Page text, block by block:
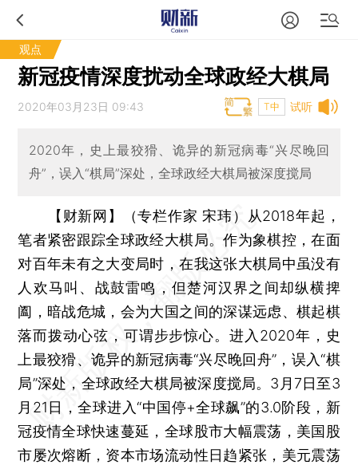
观点
新冠疫情深度扰动全球政经大棋局
试听
2020年03月23日 09:43 T中
2020年，史上最狡猾、诡异的新冠病毒“兴尽晚回
舟”，误入“棋局”深处，全球政经大棋局被深度搅局
【财新网】（专栏作家 宋玮）
从2018年起，
笔者紧密跟踪全球政经大棋局。作为象棋控，在面
对百年未有之大变局时，在我这张大棋局中虽没有
人欢马叫、战鼓雷鸣，但楚河汉界之间却纵横捭
阖，暗战危城，会为大国之间的深谋远虑、棋起棋
落而拨动心弦，可谓步步惊心。进入2020年，史
上最狡猾、诡异的新冠病毒“兴尽晚回舟”，误入“棋
局”深处，全球政经大棋局被深度搅局。3月7日至3
月21日，全球进入“中国停+全球飙”的3.0阶段，新
冠疫情全球快速蔓延，全球股市大幅震荡，美国股
市屡次熔断，资本市场流动性日趋紧张，美元震荡